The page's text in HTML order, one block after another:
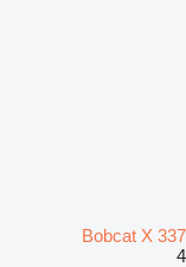
Bobcat X 337
4